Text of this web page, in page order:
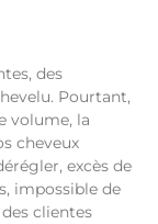
des
Pourtant,
volume, la
cheveux
excès de
impossible de
clientes